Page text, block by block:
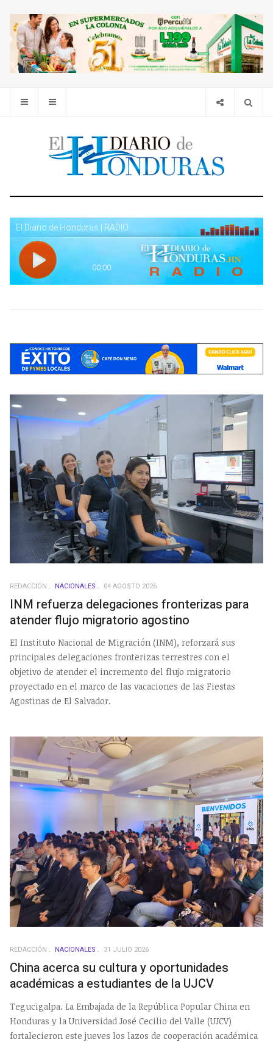
REDACCIÓN NACIONALES 04 AGOSTO 2026
INM refuerza delegaciones fronterizas para
atender flujo migratorio agostino
El Instituto Nacional de Migración (INM), reforzará sus
principales delegaciones fronterizas terrestres con el
objetivo de atender el incremento del flujo migratorio
proyectado en el marco de las vacaciones de las Fiestas
Agostinas de El Salvador.
REDACCIÓN NACIONALES 31 JULIO 2026
China acerca su cultura y oportunidades
académicas a estudiantes de la UJCV
Tegucigalpa. La Embajada de la República Popular China en
Honduras y la Universidad José Cecilio del Valle (UJCV)
fortalecieron este jueves los lazos de cooperación académica